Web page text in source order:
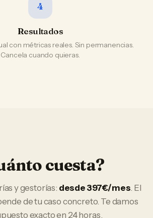
4
Resultados
con métricas reales. Sin permanencias.
Cancela cuando quieras.
cuesta?
y gestorías: desde 397€/mes. El
de tu caso concreto. Te damos
exacto en 24 horas.